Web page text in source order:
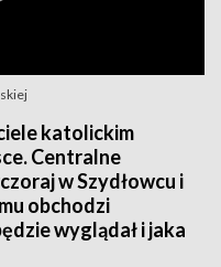
katolickim
Centralne
w Szydłowcu i
obchodzi
wyglądał i jaka